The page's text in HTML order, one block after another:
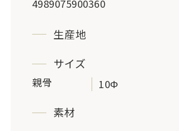
4989075900360
生産地
サイズ
親骨 10Φ
素材